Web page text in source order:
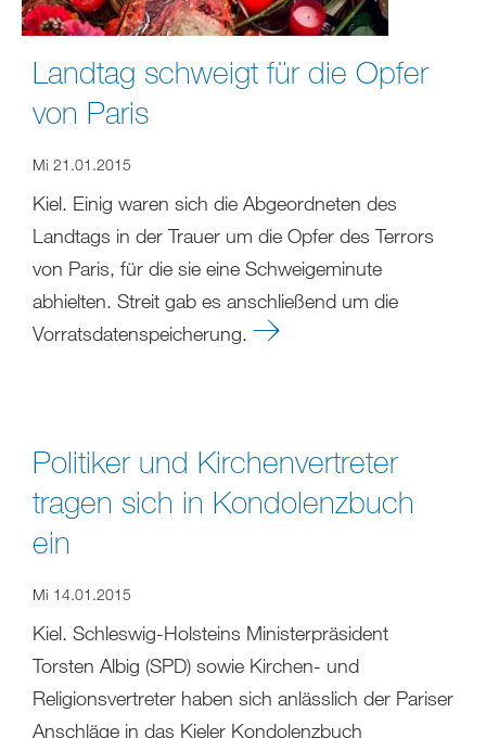
Landtag schweigt für die Opfer
von Paris
Mi 21.01.2015
Kiel. Einig waren sich die Abgeordneten des
Landtags in der Trauer um die Opfer des Terrors
von Paris, für die sie eine Schweigeminute
abhielten. Streit gab es anschließend um die
Vorratsdatenspeicherung.
Politiker und Kirchenvertreter
tragen sich in Kondolenzbuch
ein
Mi 14.01.2015
Kiel. Schleswig-Holsteins Ministerpräsident
Torsten Albig (SPD) sowie Kirchen- und
Religionsvertreter haben sich anlässlich der Pariser
Anschläge in das Kieler Kondolenzbuch